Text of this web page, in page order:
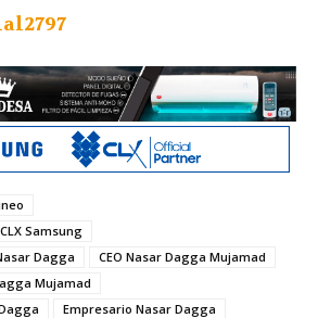
Samsung
Dagga
CEO Nasar Dagga Mujamad
Mujamad
Empresario Nasar Dagga